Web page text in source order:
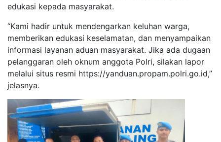
edukasi kepada masyarakat.
“Kami hadir untuk mendengarkan keluhan warga,
memberikan edukasi keselamatan, dan menyampaikan
informasi layanan aduan masyarakat. Jika ada dugaan
pelanggaran oleh oknum anggota Polri, silakan lapor
melalui situs resmi https://yanduan.propam.polri.go.id,”
jelasnya.